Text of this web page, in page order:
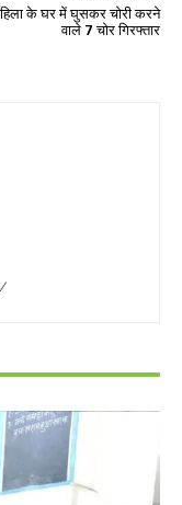
के घर में घुसकर चोरी करने
वाले 7 चोर गिरफ्तार